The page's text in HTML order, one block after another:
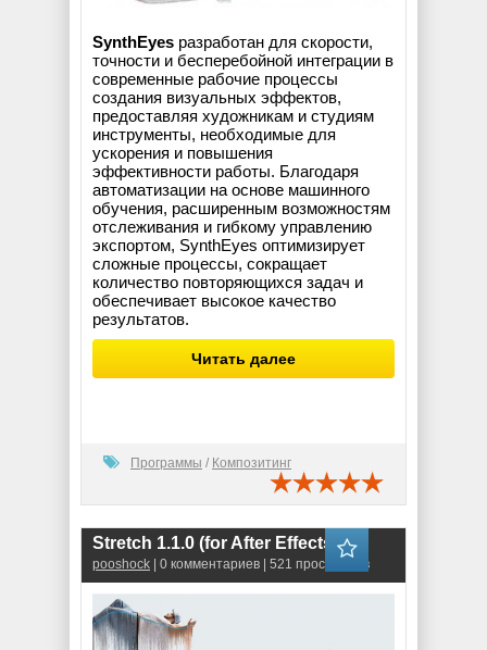
SynthEyes разработан для скорости,
точности и бесперебойной интеграции в
современные рабочие процессы
создания визуальных эффектов,
предоставляя художникам и студиям
инструменты, необходимые для
ускорения и повышения
эффективности работы. Благодаря
автоматизации на основе машинного
обучения, расширенным возможностям
отслеживания и гибкому управлению
экспортом, SynthEyes оптимизирует
сложные процессы, сокращает
количество повторяющихся задач и
обеспечивает высокое качество
результатов.
Читать далее
Программы / Композитинг
Stretch 1.1.0 (for After Effects)
pooshock | 0 комментариев | 521 просмотров